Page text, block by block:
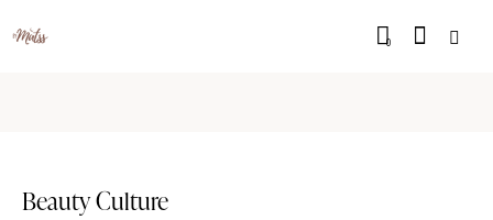
0
Beauty Culture